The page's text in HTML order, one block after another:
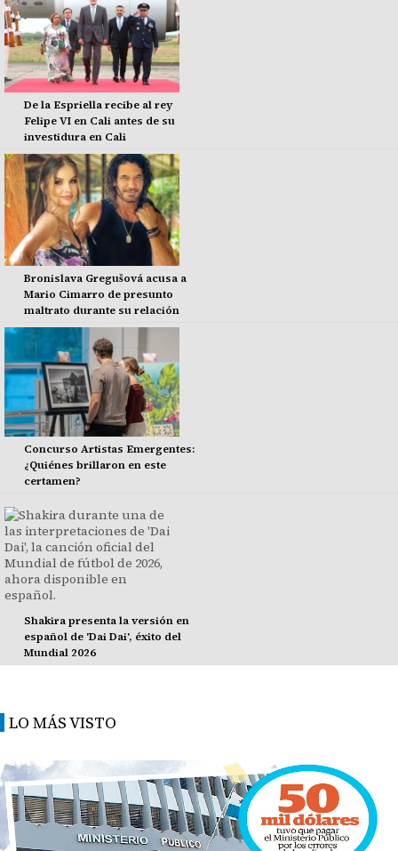
De la Espriella recibe al rey
Felipe VI en Cali antes de su
investidura en Cali
Bronislava Gregušová acusa a
Mario Cimarro de presunto
maltrato durante su relación
Concurso Artistas Emergentes:
¿Quiénes brillaron en este
certamen?
Shakira presenta la versión en
español de 'Dai Dai', éxito del
Mundial 2026
LO MÁS VISTO